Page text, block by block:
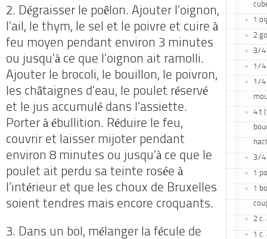
1
2
3/4
1/4
1/4
4 t
3/4
1
1
2 c.
1 c.
2. Dégraisser le poêlon. Ajouter l’oignon,
l’ail, le thym, le sel et le poivre et cuire à
feu moyen pendant environ 3 minutes
ou jusqu’à ce que l’oignon ait ramolli.
Ajouter le brocoli, le bouillon, le poivron,
les châtaignes d’eau, le poulet réservé
et le jus accumulé dans l’assiette.
Porter à ébullition. Réduire le feu,
couvrir et laisser mijoter pendant
environ 8 minutes ou jusqu’à ce que le
poulet ait perdu sa teinte rosée à
l’intérieur et que les choux de Bruxelles
soient tendres mais encore croquants.
3. Dans un bol, mélanger la fécule de